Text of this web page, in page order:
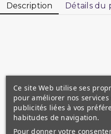
Description Détails du
Ce site Web utilise ses
pour améliorer nos
publicités liées à vos
habitudes de navigation.
Pour donner votre